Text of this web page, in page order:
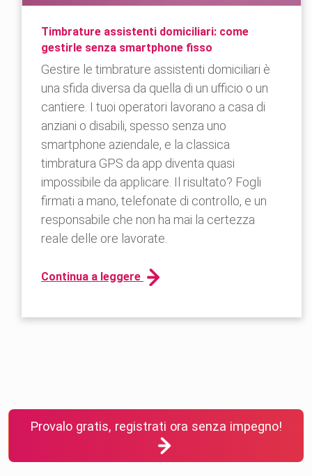
Timbrature assistenti domiciliari: come
gestirle senza smartphone fisso
Gestire le timbrature assistenti domiciliari è
una sfida diversa da quella di un ufficio o un
cantiere. I tuoi operatori lavorano a casa di
anziani o disabili, spesso senza uno
smartphone aziendale, e la classica
timbratura GPS da app diventa quasi
impossibile da applicare. Il risultato? Fogli
firmati a mano, telefonate di controllo, e un
responsabile che non ha mai la certezza
reale delle ore lavorate.
Continua a leggere
Provalo gratis, registrati ora senza impegno!